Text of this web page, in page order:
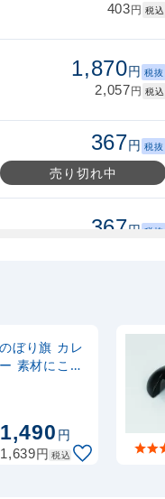
403円 税込
1,870円 税抜
2,057円 税込
367円 税抜
売り切れ中
367円 税抜
円
税抜
のぼり旗 カレ
ー 素材にこだ
1,490円
1,639円 税込